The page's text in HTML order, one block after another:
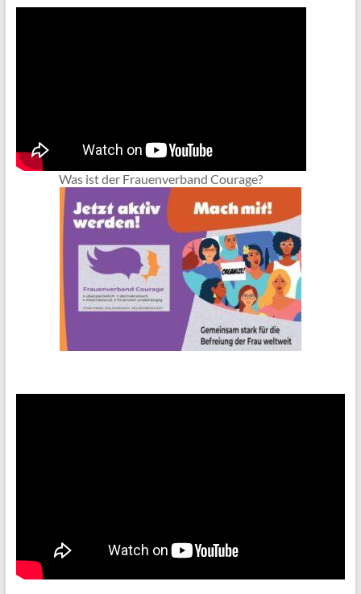
Was ist der Frauenverband Courage?